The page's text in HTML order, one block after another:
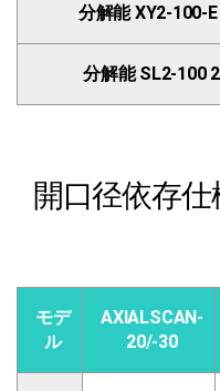
分解能 XY2-100-
分解能 SL2-100
開口径依存
モデ
ル
AXIALSCAN-
20/-30